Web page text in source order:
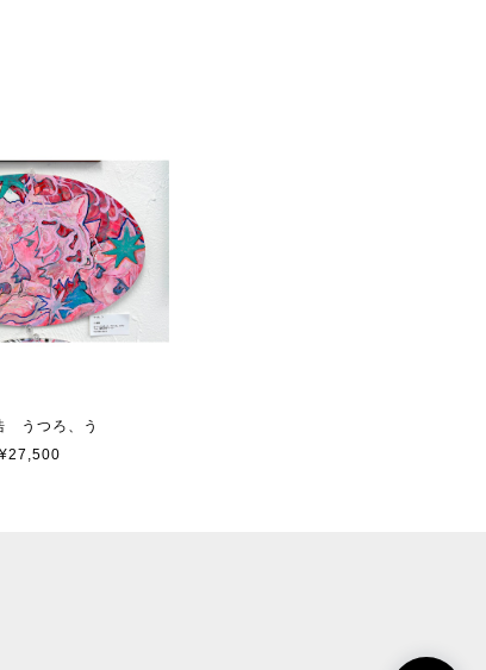
うつろ、う
¥27,500